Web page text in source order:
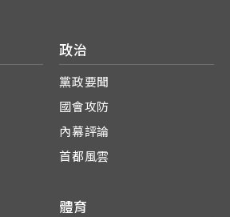
政治
黨政要聞
國會攻防
內幕評論
首都風雲
體育